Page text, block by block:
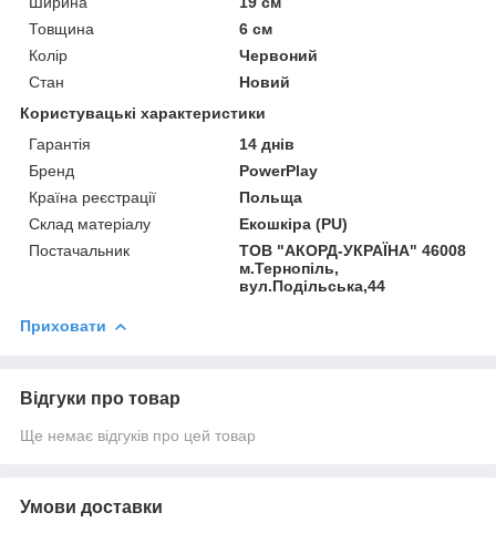
Товщина
6 см
Колір
Червоний
Стан
Новий
Користувацькi характеристики
Гарантія
14 днів
Бренд
PowerPlay
Країна реєстрації
Польща
Склад матеріалу
Екошкіра (PU)
Постачальник
ТОВ "АКОРД-УКРАЇНА" 46008
м.Тернопіль,
вул.Подільська,44
Приховати
Відгуки про товар
Ще немає відгуків про цей товар
Умови доставки